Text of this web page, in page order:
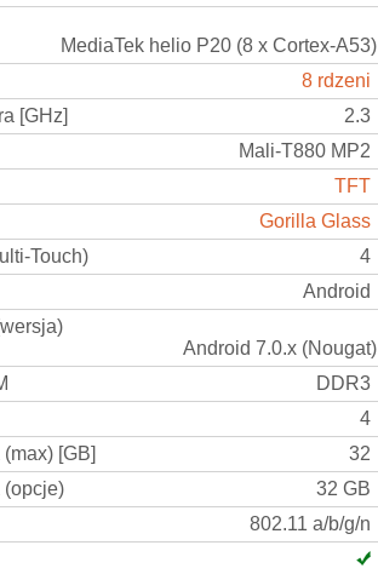
MediaTek helio P20 (8 x Cortex-A53)
8 rdzeni
[GHz]
2.3
Mali-T880 MP2
TFT
Gorilla Glass
Touch)
4
Android
Android 7.0.x (Nougat)
DDR3
4
[GB]
32
(opcje)
32 GB
802.11 a/b/g/n